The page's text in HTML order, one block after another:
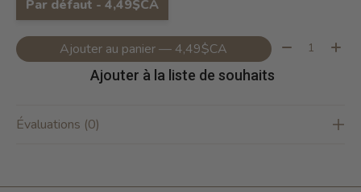
Par défaut - 4,49$CA
Ajouter au panier — 4,49$CA Quantité:
Ajouter à la liste de souhaits
Évaluations (0)